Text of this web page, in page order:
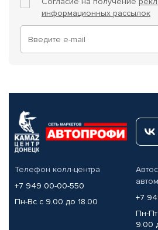
информационных рассылок
Телефон колл-центра
+7 949 00-00-550
Пн-Вс с 9.00 до 18.00
+7
Пн-
9.00